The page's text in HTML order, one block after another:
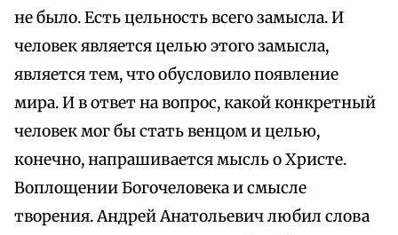
не было. Есть цельность всего замысла. И
человек является целью этого замысла,
является тем, что обусловило появление
мира. И в ответ на вопрос, какой конкретный
человек мог бы стать венцом и целью,
конечно, напрашивается мысль о Христе.
Воплощении Богочеловека и смысле
творения. Андрей Анатольевич любил слова